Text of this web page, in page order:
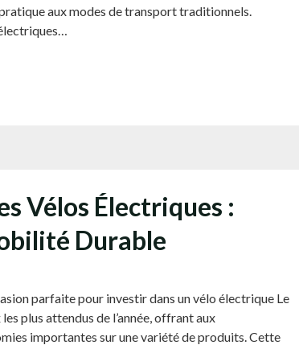
aux modes de transport traditionnels.
Vélos Électriques :
Durable
parfaite pour investir dans un vélo électrique Le
plus attendus de l’année, offrant aux
importantes sur une variété de produits. Cette